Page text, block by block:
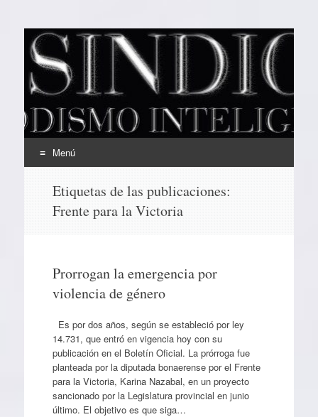
EL SINDICAL
Periodismo Inteligente
Menú
contenido
Etiquetas de las publicaciones:
Frente para la Victoria
Prorrogan la emergencia por
violencia de género
Es por dos años, según se estableció por ley
14.731, que entró en vigencia hoy con su
publicación en el Boletín Oficial. La prórroga fue
planteada por la diputada bonaerense por el Frente
para la Victoria, Karina Nazabal, en un proyecto
sancionado por la Legislatura provincial en junio
último. El objetivo es que siga…